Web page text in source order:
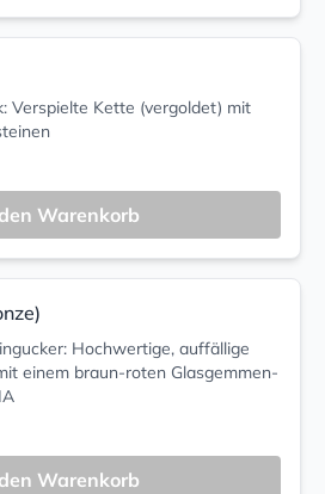
Verspielte Kette (vergoldet) mit
Warenkorb
Hochwertige, auffällige
einem braun-roten Glasgemmen-
Warenkorb